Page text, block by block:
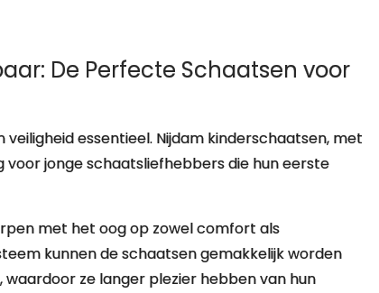
De Perfecte Schaatsen voor
essentieel. Nijdam kinderschaatsen, met
jonge schaatsliefhebbers die hun eerste
met het oog op zowel comfort als
kunnen de schaatsen gemakkelijk worden
ze langer plezier hebben van hun